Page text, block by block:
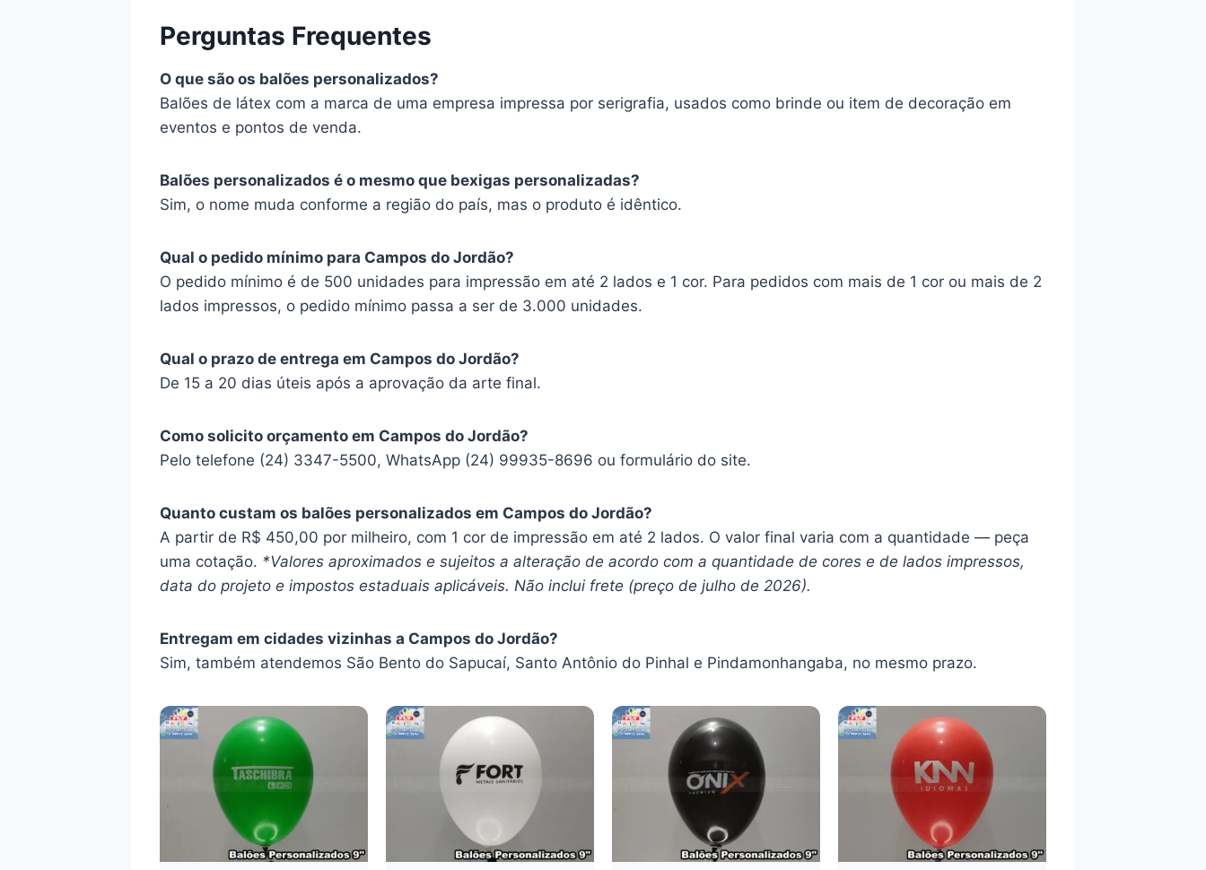
Perguntas Frequentes
O que são os balões personalizados?
Balões de látex com a marca de uma empresa impressa por serigrafia, usados como brinde ou item de decoração em
eventos e pontos de venda.
Balões personalizados é o mesmo que bexigas personalizadas?
Sim, o nome muda conforme a região do país, mas o produto é idêntico.
Qual o pedido mínimo para Campos do Jordão?
O pedido mínimo é de 500 unidades para impressão em até 2 lados e 1 cor. Para pedidos com mais de 1 cor ou mais de 2
lados impressos, o pedido mínimo passa a ser de 3.000 unidades.
Qual o prazo de entrega em Campos do Jordão?
De 15 a 20 dias úteis após a aprovação da arte final.
Como solicito orçamento em Campos do Jordão?
Pelo telefone (24) 3347-5500, WhatsApp (24) 99935-8696 ou formulário do site.
Quanto custam os balões personalizados em Campos do Jordão?
A partir de R$ 450,00 por milheiro, com 1 cor de impressão em até 2 lados. O valor final varia com a quantidade — peça
uma cotação. *Valores aproximados e sujeitos a alteração de acordo com a quantidade de cores e de lados impressos,
data do projeto e impostos estaduais aplicáveis. Não inclui frete (preço de julho de 2026).
Entregam em cidades vizinhas a Campos do Jordão?
Sim, também atendemos São Bento do Sapucaí, Santo Antônio do Pinhal e Pindamonhangaba, no mesmo prazo.